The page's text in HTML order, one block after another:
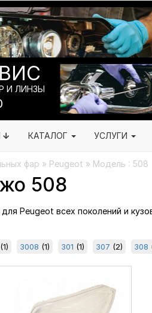
фар » Peugeot » Модель : 508
508
Peugeot всех поколений и
(1) 3008 (1) 301 (1) 307 (2) 308
И ЛИНЗЫ
↓ КАТАЛОГ УСЛУГИ